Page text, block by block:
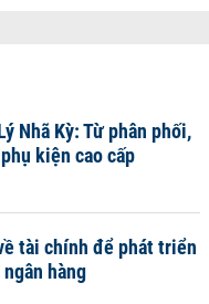
Nhã Kỳ: Từ phân phối,
kiện cao cấp
tài chính để phát triển
hàng